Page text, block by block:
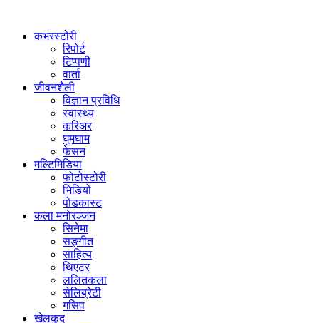
कभरस्टोरी
रिपोर्ट
टिप्पणी
वार्ता
जीवनशैली
विज्ञान प्रविधि
स्वास्थ्य
करिअर
घुमघाम
फेसन
मल्टिमिडिया
फोटोस्टोरी
भिडियो
पोडकास्ट
कला मनोरञ्जन
सिनेमा
सङ्गीत
साहित्य
थिएटर
ललितकला
सेलिब्रेटी
गसिप
खेलकुद